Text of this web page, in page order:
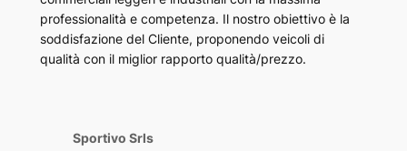
professionalità e competenza. Il nostro obiettivo è la
soddisfazione del Cliente, proponendo veicoli di
qualità con il miglior rapporto qualità/prezzo.
Sportivo Srls